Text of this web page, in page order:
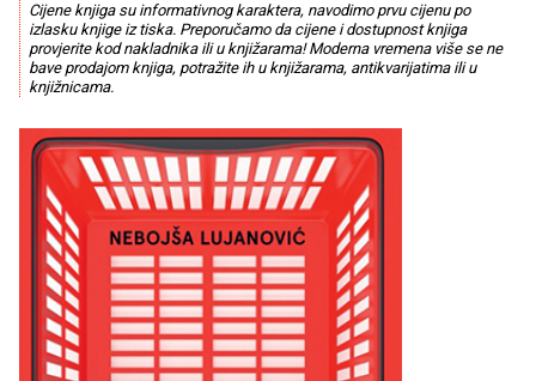
Cijene knjiga su informativnog karaktera, navodimo prvu cijenu po
izlasku knjige iz tiska. Preporučamo da cijene i dostupnost knjiga
provjerite kod nakladnika ili u knjižarama! Moderna vremena više se ne
bave prodajom knjiga, potražite ih u knjižarama, antikvarijatima ili u
knjižnicama.